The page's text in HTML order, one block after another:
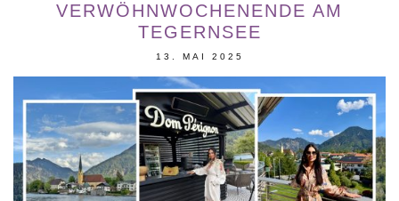
VERWÖHNWOCHENENDE AM
TEGERNSEE
13. MAI 2025